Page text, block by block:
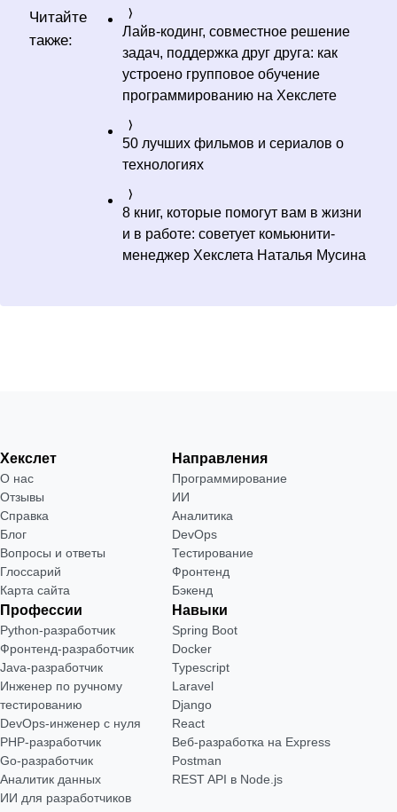
Читайте
также:
Лайв-кодинг, совместное решение
задач, поддержка друг друга: как
устроено групповое обучение
программированию на Хекслете
50 лучших фильмов и сериалов о
технологиях
8 книг, которые помогут вам в жизни
и в работе: советует комьюнити-
менеджер Хекслета Наталья Мусина
Хекслет
О нас
Отзывы
Справка
Блог
Вопросы и ответы
Глоссарий
Карта сайта
Направления
Программирование
ИИ
Аналитика
DevOps
Тестирование
Фронтенд
Бэкенд
Профессии
Python-разработчик
Фронтенд-разработчик
Java-разработчик
Инженер по ручному
тестированию
DevOps-инженер с нуля
РНР-разработчик
Go-разработчик
Аналитик данных
ИИ для разработчиков
Навыки
Spring Boot
Docker
Typescript
Laravel
Django
React
Веб-разработка на Express
Postman
REST API в Node.js